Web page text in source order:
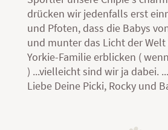
drücken wir jedenfalls erst
und Pfoten, dass die Babys
und munter das Licht der
Yorkie-Familie erblicken (
) ...vielleicht sind wir ja dabei.
Liebe Deine Picki, Rocky und